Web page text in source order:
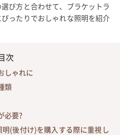
び方と合わせて、ブラケットラ
ったりでおしゃれな照明を紹介
次
しゃれに
類
必要?
明(後付け)を購入する際に重視し